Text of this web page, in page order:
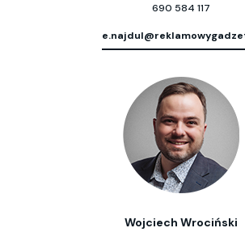
690 584 117
Wojciech Wrociński